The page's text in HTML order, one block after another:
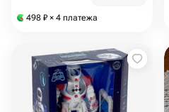
498 ₽ × 4 платежа